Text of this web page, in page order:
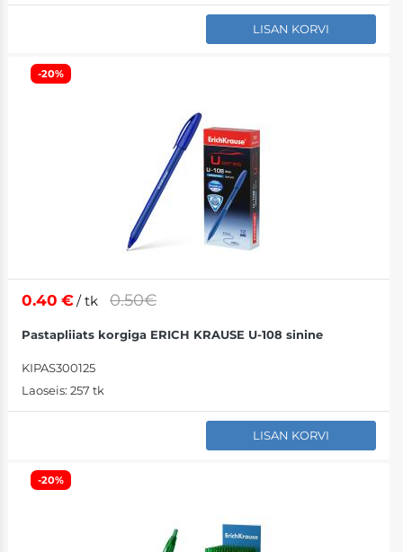
LISAN KORVI
-20%
0.40 €/ tk 0.50€
Pastapliiats korgiga ERICH KRAUSE U-108 sinine
KIPAS300125
Laoseis: 257 tk
LISAN KORVI
-20%